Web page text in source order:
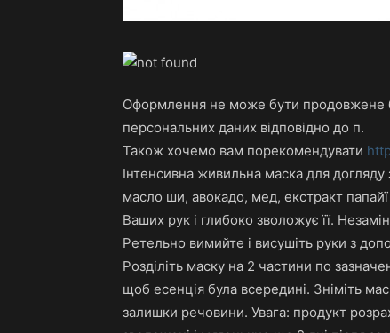
Оформлення не може бути продовжене
персональних даних відповідно до п.
Також хочемо вам порекомендувати
Інтенсивна живильна маска для
масло ши, авокадо, мед, екстракт папайї
Ваших рук і глибоко зволожує її.
Ретельно вимийте і висушіть руки з
Розділіть маску на 2 частини по
щоб есенція була всередині. Зніміть
залишки речовини. Увага: продукт